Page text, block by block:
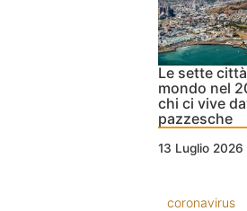
Le sette
mondo nel
chi ci vive
pazzesche
13 Luglio 2026
coronavirus